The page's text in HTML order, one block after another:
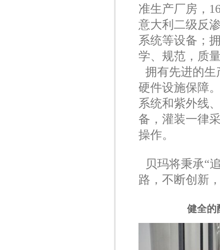
准生产厂房，
意大利二级反
系统等设备；
学、规范，质
拥有先进的生
硬件设施保障
系统和紫外线
备，灌装一律
操作。
贝玛将秉承“
路，不断创新
健全的